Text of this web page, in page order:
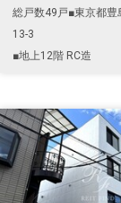
総戸数49戸■東京都豊
13-3
■地上12階 RC造